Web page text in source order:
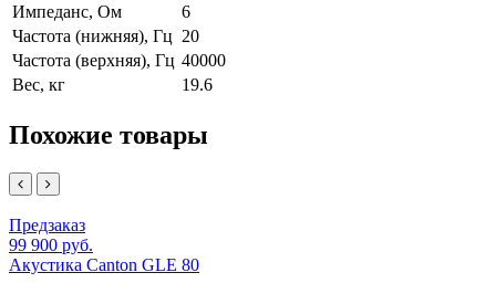
Импеданс, Ом
6
Частота (нижняя), Гц 20
Частота (верхняя), Гц 40000
Вес, кг
19.6
Похожие товары
Предзаказ
99 900 руб.
Акустика Canton GLE 80